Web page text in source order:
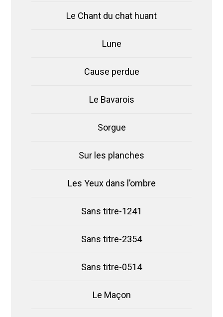
Le Chant du chat huant
Lune
Cause perdue
Le Bavarois
Sorgue
Sur les planches
Les Yeux dans l’ombre
Sans titre-1241
Sans titre-2354
Sans titre-0514
Le Maçon